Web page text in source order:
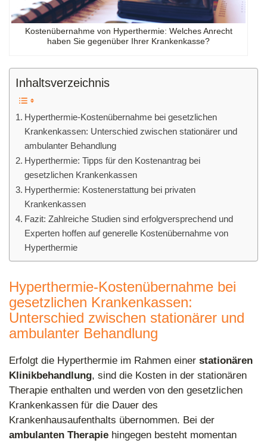
Kostenübernahme von Hyperthermie: Welches Anrecht
haben Sie gegenüber Ihrer Krankenkasse?
Inhaltsverzeichnis
Hyperthermie-Kostenübernahme bei gesetzlichen
Krankenkassen: Unterschied zwischen stationärer und
ambulanter Behandlung
Hyperthermie: Tipps für den Kostenantrag bei
gesetzlichen Krankenkassen
Hyperthermie: Kostenerstattung bei privaten
Krankenkassen
Fazit: Zahlreiche Studien sind erfolgversprechend und
Experten hoffen auf generelle Kostenübernahme von
Hyperthermie
Hyperthermie-Kostenübernahme bei
gesetzlichen Krankenkassen:
Unterschied zwischen stationärer und
ambulanter Behandlung
Erfolgt die Hyperthermie im Rahmen einer stationären
Klinikbehandlung, sind die Kosten in der stationären
Therapie enthalten und werden von den gesetzlichen
Krankenkassen für die Dauer des
Krankenhausaufenthalts übernommen. Bei der
ambulanten Therapie hingegen besteht momentan